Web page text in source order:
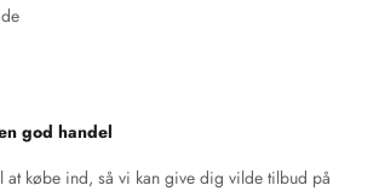
god handel
købe ind, så vi kan give dig vilde tilbud på